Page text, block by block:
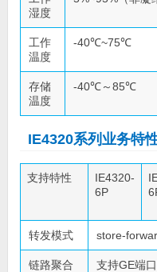
湿度
工作
温度
-40℃~75℃
存储
温度
-40℃～85℃
IE4320系列业务特
支持特性
IE4320-
6P
转发模式 store-
链路聚合 支持GE端